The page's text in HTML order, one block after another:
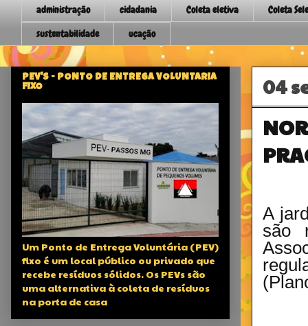
administração cidadania Coleta eletiva
Coleta
sustentabilidade
ucação
04
A
são
PEV'S - PONTO DE ENTREGA VOLUNTARIA
FIXO
Um Ponto de Entrega Voluntária (PEV)
fixo é um local público ou privado que
recebe resíduos sólidos. Os PEVs são
uma alternativa à coleta de resíduos
na porta de casa